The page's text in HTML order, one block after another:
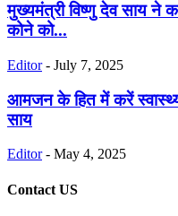
मुख्यमंत्री विष्णु देव साय ने
कोने को...
Editor - July 7, 2025
आमजन के हित में करें स्वास्थ्य
साय
Editor - May 4, 2025
Contact US